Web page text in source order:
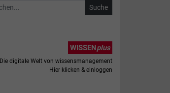
WISSENplus
Die digitale Welt von wissensmanagement
Hier klicken & einloggen